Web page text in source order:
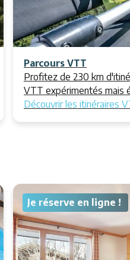
Parcours VTT
Profitez de 230 km
VTT expérimentés mais
Découvrir les itinéraires
Je réserve en ligne !